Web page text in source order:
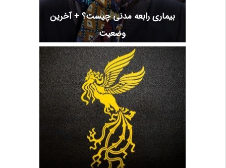
بیماری رابعه مدنی چیست؟ + آخرین
وضعیت